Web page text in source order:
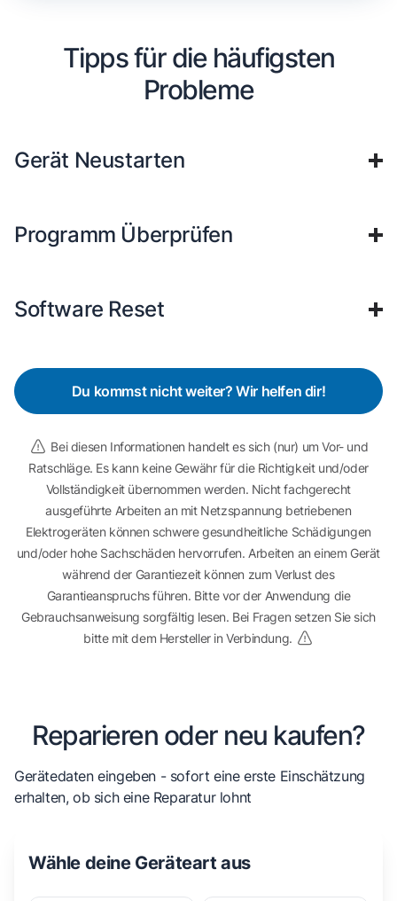
Tipps für die häufigsten
Probleme
Gerät Neustarten
Programm Überprüfen
Software Reset
Du kommst nicht weiter? Wir helfen dir!
Bei diesen Informationen handelt es sich (nur) um Vor- und
Ratschläge. Es kann keine Gewähr für die Richtigkeit und/oder
Vollständigkeit übernommen werden. Nicht fachgerecht
ausgeführte Arbeiten an mit Netzspannung betriebenen
Elektrogeräten können schwere gesundheitliche Schädigungen
und/oder hohe Sachschäden hervorrufen. Arbeiten an einem Gerät
während der Garantiezeit können zum Verlust des
Garantieanspruchs führen. Bitte vor der Anwendung die
Gebrauchsanweisung sorgfältig lesen. Bei Fragen setzen Sie sich
bitte mit dem Hersteller in Verbindung.
Reparieren oder neu kaufen?
Gerätedaten eingeben - sofort eine erste Einschätzung
erhalten, ob sich eine Reparatur lohnt
Wähle deine Geräteart aus